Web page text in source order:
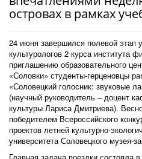
островах в рамках
24 июня завершился полевой этап
культурологов 2 курса института
приглашению образовательного
«Соловки» студенты-герценовцы
«Соловецкий голосник: звуковые
(научный руководитель – доцент
культуры Лариса Дмитриева).
победителем Всероссийского
проектов летней культурно-
университета Соловецкого музея-